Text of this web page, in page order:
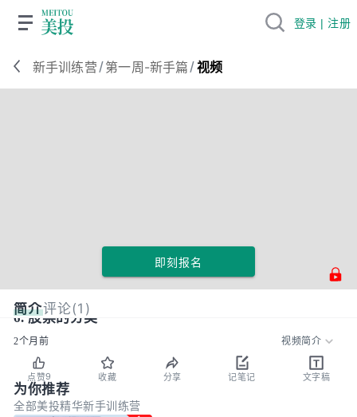
新手训练营 /第一周-新手篇 /视频
即刻报名
简介评论(1)
6. 股票的分类
2个月前 视频简介
点赞9 收藏 分享 记笔记 文字稿
为你推荐
全部美投精华新手训练营
登录 | 注册